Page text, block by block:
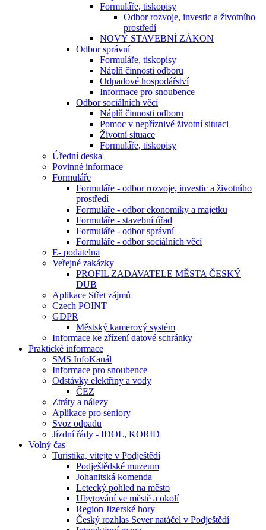
Formuláře, tiskopisy
Odbor rozvoje, investic a životního
prostředí
NOVÝ STAVEBNÍ ZÁKON
Odbor správní
Formuláře, tiskopisy
Náplň činnosti odboru
Odpadové hospodářství
Informace pro snoubence
Odbor sociálních věcí
Náplň činnosti odboru
Pomoc v nepříznivé životní situaci
Životní situace
Formuláře, tiskopisy
Úřední deska
Povinné informace
Formuláře
Formuláře - odbor rozvoje, investic a životního
prostředí
Formuláře - odbor ekonomiky a majetku
Formuláře - stavební úřad
Formuláře - odbor správní
Formuláře - odbor sociálních věcí
E- podatelna
Veřejné zakázky
PROFIL ZADAVATELE MĚSTA ČESKÝ
DUB
Aplikace Střet zájmů
Czech POINT
GDPR
Městský kamerový systém
Informace ke zřízení datové schránky
Praktické informace
SMS InfoKanál
Informace pro snoubence
Odstávky elektřiny a vody
ČEZ
Ztráty a nálezy
Aplikace pro seniory
Svoz odpadu
Jízdní řády - IDOL, KORID
Volný čas
Turistika, vítejte v Podještědí
Podještědské muzeum
Johanitská komenda
Letecký pohled na město
Ubytování ve městě a okolí
Region Jizerské hory
Český rozhlas Sever natáčel v Podještědí